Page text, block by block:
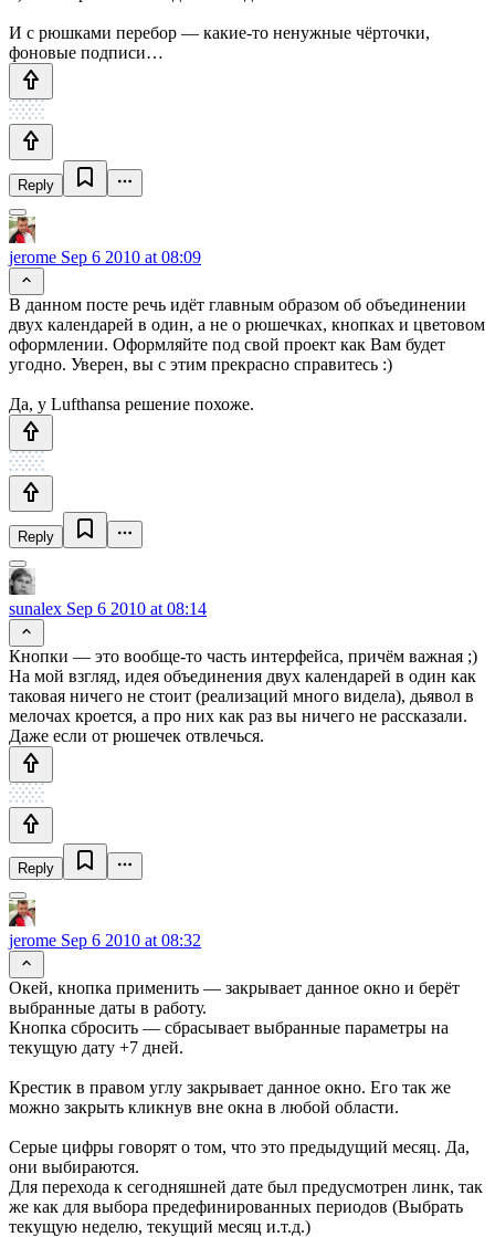
И с рюшками перебор — какие-то ненужные чёрточки,
фоновые подписи…
Reply
jerome Sep 6 2010 at 08:09
В данном посте речь идёт главным образом об объединении
двух календарей в один, а не о рюшечках, кнопках и цветовом
оформлении. Оформляйте под свой проект как Вам будет
угодно. Уверен, вы с этим прекрасно справитесь :)
Да, у Lufthansa решение похоже.
Reply
sunalex Sep 6 2010 at 08:14
Кнопки — это вообще-то часть интерфейса, причём важная ;)
На мой взгляд, идея объединения двух календарей в один как
таковая ничего не стоит (реализаций много видела), дьявол в
мелочах кроется, а про них как раз вы ничего не рассказали.
Даже если от рюшечек отвлечься.
Reply
jerome Sep 6 2010 at 08:32
Окей, кнопка применить — закрывает данное окно и берёт
выбранные даты в работу.
Кнопка сбросить — сбрасывает выбранные параметры на
текущую дату +7 дней.
Крестик в правом углу закрывает данное окно. Его так же
можно закрыть кликнув вне окна в любой области.
Серые цифры говорят о том, что это предыдущий месяц. Да,
они выбираются.
Для перехода к сегодняшней дате был предусмотрен линк, так
же как для выбора предефинированных периодов (Выбрать
текущую неделю, текущий месяц и.т.д.)